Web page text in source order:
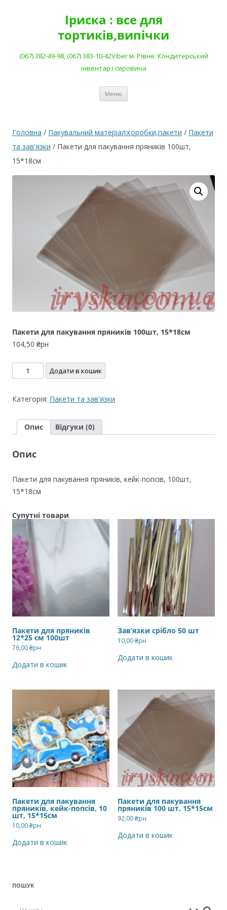
Іриска : все для
тортиків,випічки
(067) 382-49-98, (067) 383-10-42Viber м. Рівне. Кондитерський
інвентар і сировина
Меню
Головна / Пакувальний матеріал:коробки,пакети / Пакети
та зав'язки / Пакети для пакування пряників 100шт,
15*18см
Пакети для пакування пряників 100шт, 15*18см
104,50 ₴рн
Пакети
для
пряників
15*18см
Додати в кошик
Категорія: Пакети та зав'язки
Опис Відгуки (0)
Опис
Пакети для пакування пряників, кейк-попсів, 100шт,
15*18см
Супутні товари
Пакети для пряників
12*25 см 100шт
76,00₴рн
Додати в кошик
Зав’язки срібло 50 шт
10,00₴рн
Додати в кошик
Пакети для пакування
пряників, кейк-попсів, 10
шт, 15*15см
10,00₴рн
Додати в кошик
Пакети для пакування
пряників 100 шт, 15*15см
92,00₴рн
Додати в кошик
ПОШУК